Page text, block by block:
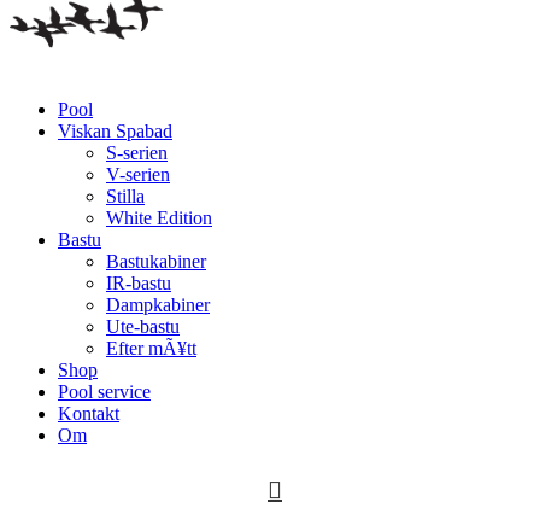
Pool
Viskan Spabad
S-serien
V-serien
Stilla
White Edition
Bastu
Bastukabiner
IR-bastu
Dampkabiner
Ute-bastu
Efter mÃ¥tt
Shop
Pool service
Kontakt
Om